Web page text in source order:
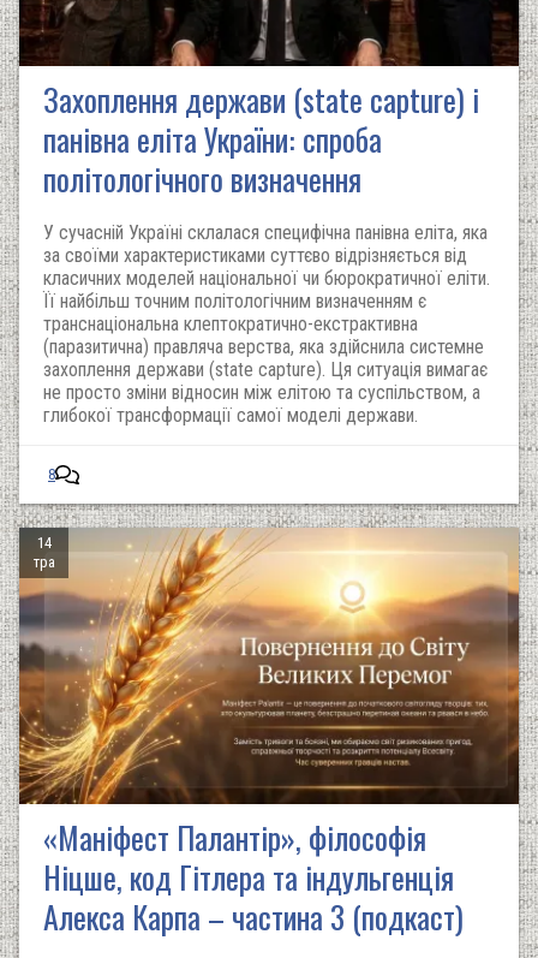
Захоплення держави (state capture) і
панівна еліта України: спроба
політологічного визначення
У сучасній Україні склалася специфічна панівна еліта, яка
за своїми характеристиками суттєво відрізняється від
класичних моделей національної чи бюрократичної еліти.
Її найбільш точним політологічним визначенням є
транснаціональна клептократично-екстрактивна
(паразитична) правляча верства, яка здійснила системне
захоплення держави (state capture). Ця ситуація вимагає
не просто зміни відносин між елітою та суспільством, а
глибокої трансформації самої моделі держави.
8
14
тра
«Маніфест Палантір», філософія
Ніцше, код Гітлера та індульгенція
Алекса Карпа – частина 3 (подкаст)